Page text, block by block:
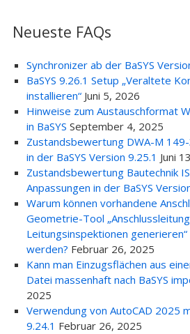
Neueste FAQs
Synchronizer ab der BaSYS
BaSYS 9.26.1 Setup „Veraltete
installieren“ Juni 5, 2026
Hinweise zum Austauschformat
in BaSYS September 4, 2025
Zustandsbewertung DWA-M
in der BaSYS Version 9.25.1 Juni
Zustandsbewertung Bautechnik
Anpassungen in der BaSYS
Warum können vorhandene
Geometrie-Tool
Leitungsinspektionen
werden? Februar 26, 2025
Kann man Einzugsflächen aus
Datei massenhaft nach BaSYS
2025
Verwendung von AutoCAD 2025
9.24.1 Februar 26, 2025